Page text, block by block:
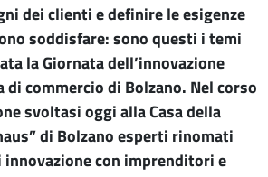
dei clienti e definire le esigenze
soddisfare: sono questi i temi
la Giornata dell’innovazione
di commercio di Bolzano. Nel corso
svoltasi oggi alla Casa della
di Bolzano esperti rinomati
innovazione con imprenditori e